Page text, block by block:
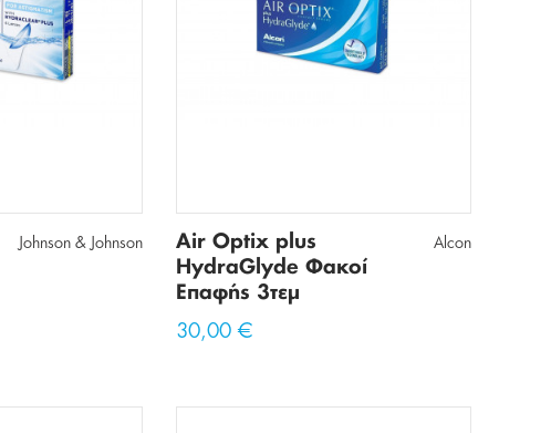
Johnson & Johnson
Air Optix plus
HydraGlyde Φακοί
Επαφής 3τεμ
Alcon
30,00 €